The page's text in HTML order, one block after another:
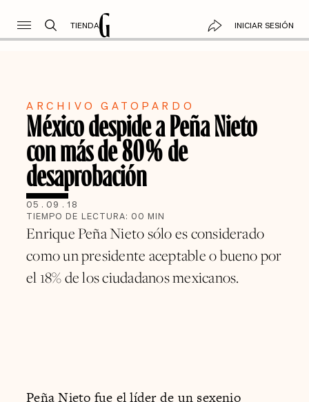
TIENDA INICIAR SESIÓN
ARCHIVO GATOPARDO
México despide a Peña Nieto
con más de 80% de
desaprobación
05 . 09 . 18
TIEMPO DE LECTURA: 00 MIN
Enrique Peña Nieto sólo es considerado
como un presidente aceptable o bueno por
el 18% de los ciudadanos mexicanos.
Peña Nieto fue el líder de un sexenio